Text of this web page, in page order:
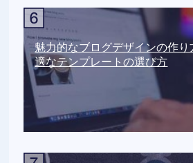
魅力的なブログデザインの作
適なテンプレートの選び方